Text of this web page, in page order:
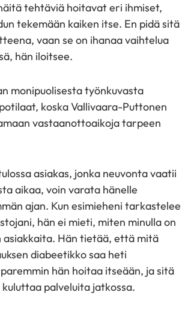
tehtäviä hoitavat eri ihmiset,
tekemään kaiken itse. En pidä sitä
vaan se on ihanaa vaihtelua
hän iloitsee.
monipuolisesta työnkuvasta
koska Vallivaara-Puttonen
vastaanottoaikoja tarpeen
asiakas, jonka neuvonta vaatii
aikaa, voin varata hänelle
ajan. Kun esimieheni tarkastelee
hän ei mieti, miten minulla on
asiakkaita. Hän tietää, että mitä
diabeetikko saa heti
hän hoitaa itseään, ja sitä
palveluita jatkossa.